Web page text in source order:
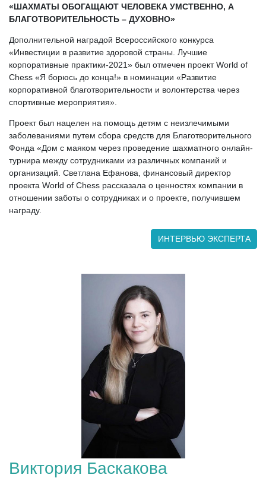
«ШАХМАТЫ ОБОГАЩАЮТ ЧЕЛОВЕКА УМСТВЕННО, А
БЛАГОТВОРИТЕЛЬНОСТЬ – ДУХОВНО»
Дополнительной наградой Всероссийского конкурса
«Инвестиции в развитие здоровой страны. Лучшие
корпоративные практики-2021» был отмечен проект World of
Chess «Я борюсь до конца!» в номинации «Развитие
корпоративной благотворительности и волонтерства через
спортивные мероприятия».
Проект был нацелен на помощь детям с неизлечимыми
заболеваниями путем сбора средств для Благотворительного
Фонда «Дом с маяком через проведение шахматного онлайн-
турнира между сотрудниками из различных компаний и
организаций. Светлана Ефанова, финансовый директор
проекта World of Chess рассказала о ценностях компании в
отношении заботы о сотрудниках и о проекте, получившем
награду.
ИНТЕРВЬЮ ЭКСПЕРТА
Виктория Баскакова